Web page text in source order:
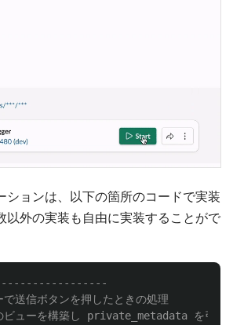
ションは、以下の箇所のコードで実装
以外の実装も自由に実装することがで
送信ボタンを押したときの処理
ューを構築し private_metadata を引き